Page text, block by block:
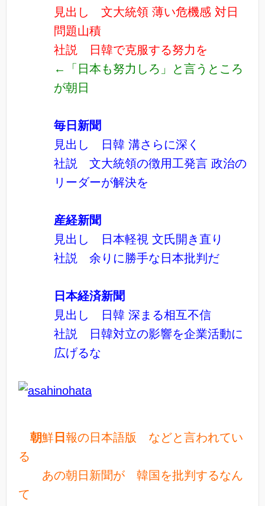
見出し 文大統領 薄い危機感 対日
問題山積
社説 日韓で克服する努力を
←「日本も努力しろ」と言うところ
が朝日
毎日新聞
見出し 日韓 溝さらに深く
社説 文大統領の徴用工発言 政治の
リーダーが解決を
産経新聞
見出し 日本軽視 文氏開き直り
社説 余りに勝手な日本批判だ
日本経済新聞
見出し 日韓 深まる相互不信
社説 日韓対立の影響を企業活動に
広げるな
朝鮮 日 報の日本語版 などと言われてい
る
あの朝日新聞が 韓国を批判するなん
て